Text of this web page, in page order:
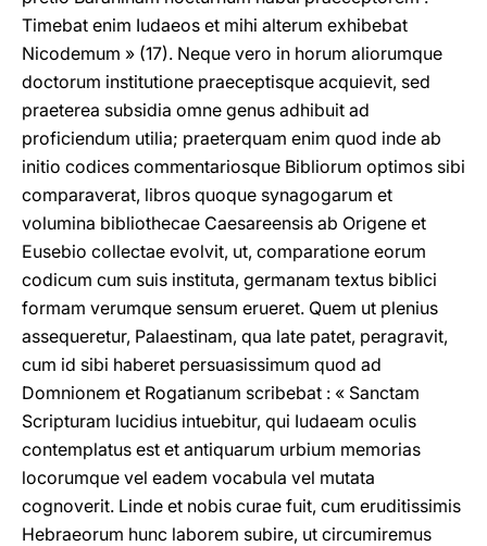
Timebat enim Iudaeos et mihi alterum exhibebat
Nicodemum » (17). Neque vero in horum aliorumque
doctorum institutione praeceptisque acquievit, sed
praeterea subsidia omne genus adhibuit ad
proficiendum utilia; praeterquam enim quod inde ab
initio codices commentariosque Bibliorum optimos sibi
comparaverat, libros quoque synagogarum et
volumina bibliothecae Caesareensis ab Origene et
Eusebio collectae evolvit, ut, comparatione eorum
codicum cum suis instituta, germanam textus biblici
formam verumque sensum erueret. Quem ut plenius
assequeretur, Palaestinam, qua late patet, peragravit,
cum id sibi haberet persuasissimum quod ad
Domnionem et Rogatianum scribebat : « Sanctam
Scripturam lucidius intuebitur, qui Iudaeam oculis
contemplatus est et antiquarum urbium memorias
locorumque vel eadem vocabula vel mutata
cognoverit. Linde et nobis curae fuit, cum eruditissimis
Hebraeorum hunc laborem subire, ut circumiremus